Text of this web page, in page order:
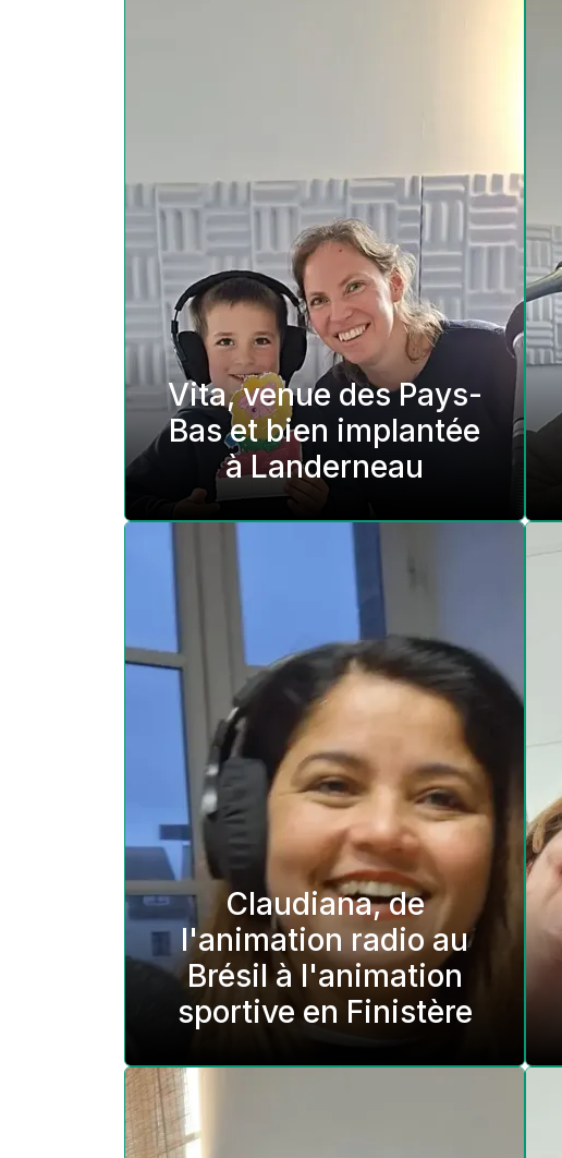
Vita, venue des Pays-
Bas et bien implantée
à Landerneau
Claudiana, de
l'animation radio au
Brésil à l'animation
sportive en Finistère